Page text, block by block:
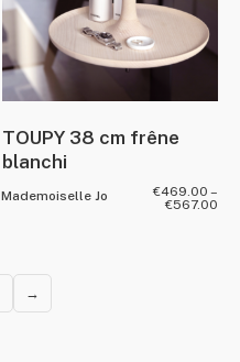
TOUPY 38 cm frêne
blanchi
Mademoiselle Jo €469.00 –
€567.00
→